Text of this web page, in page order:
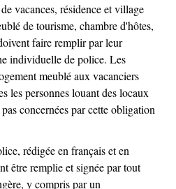
vacances, résidence et village
de tourisme, chambre d'hôtes,
faire remplir par leur
individuelle de police. Les
meublé aux vacanciers
les personnes louant des locaux
concernées par cette obligation
rédigée en français et en
être remplie et signée par tout
y compris par un